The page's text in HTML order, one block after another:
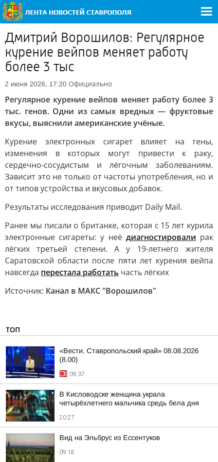
Дмитрий Ворошилов: Регулярное
курение вейпов меняет работу
более 3 тыс
2 июня 2026, 17:20 Официально
Регулярное курение вейпов меняет работу более 3
тыс. генов. Одни из самых вредных — фруктовые
вкусы, выяснили американские учёные.
Курение электронных сигарет влияет на гены,
изменения в которых могут привести к раку,
сердечно-сосудистым и лёгочным заболеваниям.
Зависит это не только от частоты употребления, но и
от типов устройства и вкусовых добавок.
Результаты исследования приводит Daily Mail.
Ранее мы писали о британке, которая с 15 лет курила
электронные сигареты: у неё диагностировали рак
лёгких третьей степени. А у 19-летнего жителя
Саратовской области после пяти лет курения вейпа
навсегда перестала работать часть лёгких
Источник: Канал в МАКС "Ворошилов"
ТОП
«Вести. Ставропольский край» 08.08.2026
(8.00)
09:37
В Кисловодске женщина украла
четырёхлетнего мальчика средь бела дня
20:27
Вид на Эльбрус из Ессентуков
09:18